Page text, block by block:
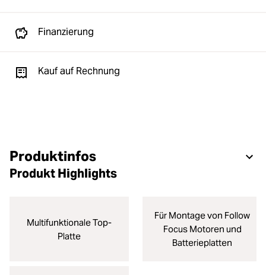
Finanzierung
Kauf auf Rechnung
Produktinfos
Produkt Highlights
Multifunktionale Top-
Platte
Für Montage von Follow
Focus Motoren und
Batterieplatten